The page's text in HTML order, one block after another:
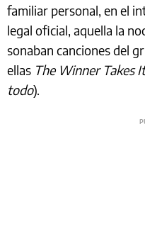
familiar personal, en el
legal oficial, aquella la
sonaban canciones del
ellas The Winner Takes
todo).